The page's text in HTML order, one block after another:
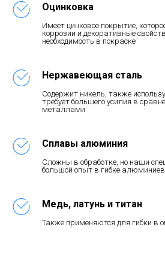
Оцинковка
Имеет цинковое покрытие,
коррозии и декоративные
необходимость в покраске
Нержавеющая сталь
Содержит никель, также
требует большего усилия в
металлами
Сплавы алюминия
Сложны в обработке, но наши
большой опыт в гибке
Медь, латунь и титан
Также применяются для гибки в